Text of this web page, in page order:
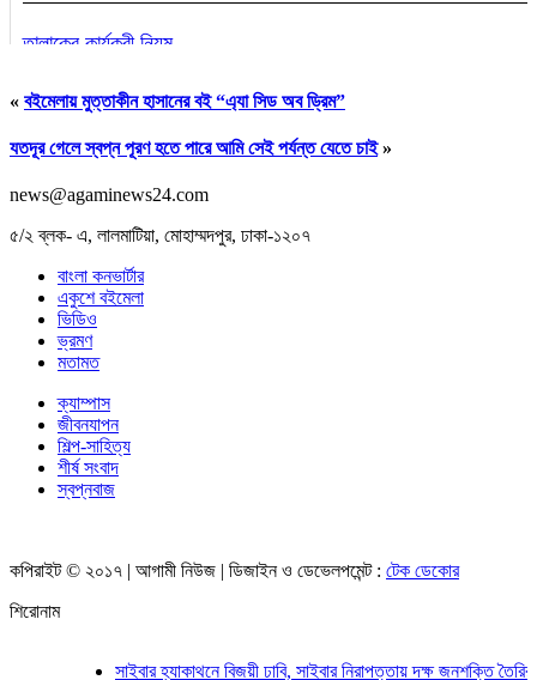
তালাকের কার্যকরী নিয়ম
সিটি নির্বাচন: দক্ষিণে আলোচনায় তাপস
ঢাকায় বিওয়াইএলসি ইয়ুথ কার্নিভালে সাইবার নেতৃত্বের ক্যাম্পেইন
« বইমেলায় মুত্তাকীন হাসানের বই “এ্যা সিড অব ড্রিম”
যতদূর গেলে স্বপ্ন পূরণ হতে পারে আমি সেই পর্যন্ত যেতে চাই»
news@agaminews24.com
৫/২ ব্লক- এ, লালমাটিয়া, মোহাম্মদপুর, ঢাকা-১২০৭
বাংলা কনভার্টার
একুশে বইমেলা
ভিডিও
ভ্রমণ
মতামত
ক্যাম্পাস
জীবনযাপন
শিল্প-সাহিত্য
শীর্ষ সংবাদ
স্বপ্নবাজ
কপিরাইট © ২০১৭ | আগামী নিউজ | ডিজাইন ও ডেভেলপমেন্ট : টেক ডেকোর
শিরোনাম
সাইবার হ্যাকাথনে বিজয়ী ঢাবি, সাইবার নিরাপত্তায় দক্ষ জনশক্তি তৈরির